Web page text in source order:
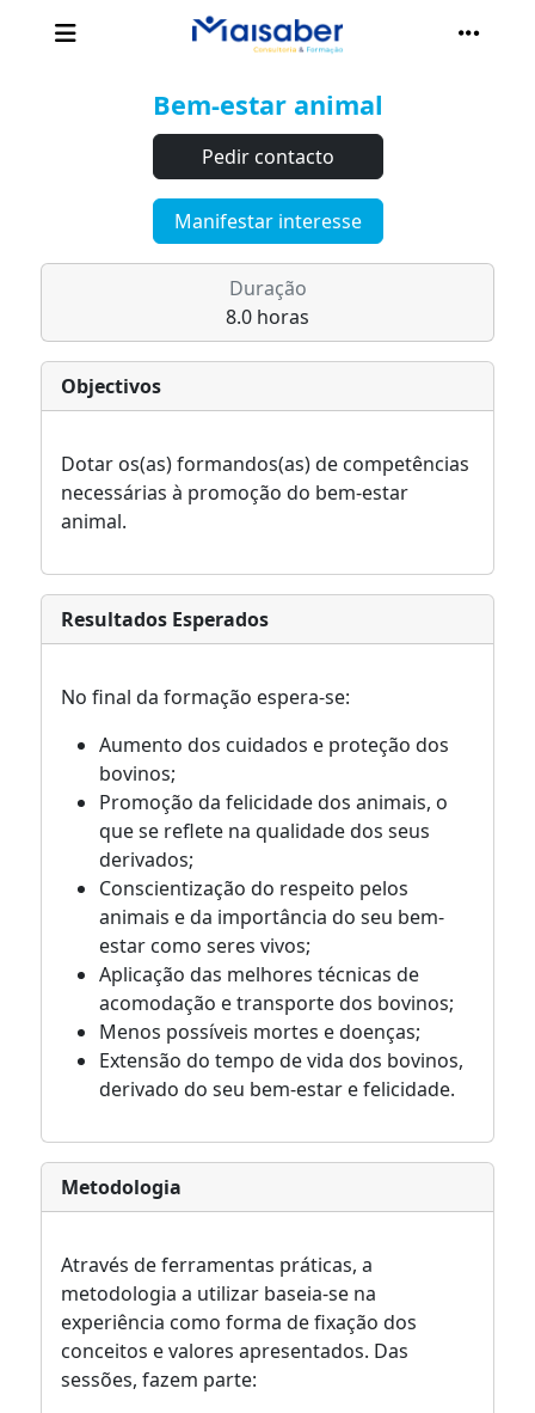
Bem-estar animal
Manifestar interesse
Pedir contacto
Duração
8.0 horas
Objectivos
Dotar os(as) formandos(as) de competências
necessárias à promoção do bem-estar
animal.
Resultados Esperados
No final da formação espera-se:
Aumento dos cuidados e proteção dos
bovinos;
Promoção da felicidade dos animais, o
que se reflete na qualidade dos seus
derivados;
Conscientização do respeito pelos
animais e da importância do seu bem-
estar como seres vivos;
Aplicação das melhores técnicas de
acomodação e transporte dos bovinos;
Menos possíveis mortes e doenças;
Extensão do tempo de vida dos bovinos,
derivado do seu bem-estar e felicidade.
Metodologia
Através de ferramentas práticas, a
metodologia a utilizar baseia-se na
experiência como forma de fixação dos
conceitos e valores apresentados. Das
sessões, fazem parte: